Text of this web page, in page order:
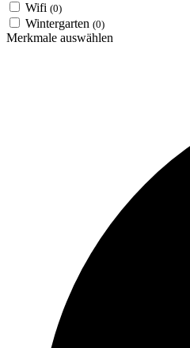
Wifi (0)
Wintergarten (0)
Merkmale auswählen